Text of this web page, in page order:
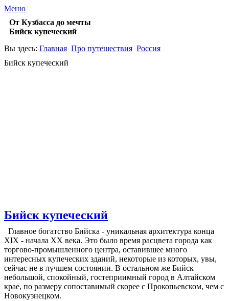
Меню
От Кузбасса до мечты
Бийск купеческий
Вы здесь: Главная Про путешествия Россия
Бийск купеческий
Бийск купеческий
Главное богатство Бийска - уникальная архитектура конца
XIX - начала XX века. Это было время расцвета города как
торгово-промышленного центра, оставившее много
интересных купеческих зданий, некоторые из которых, увы,
сейчас не в лучшем состоянии. В остальном же Бийск
небольшой, спокойный, гостеприимный город в Алтайском
крае, по размеру сопоставимый скорее с Прокопьевском, чем с
Новокузнецком.